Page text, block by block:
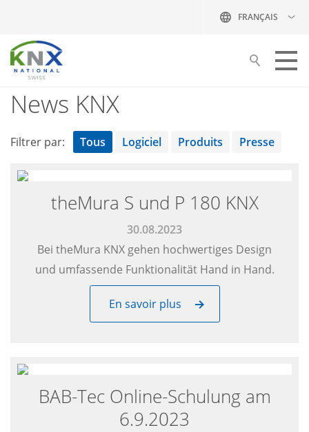
FRANÇAIS
Construire avec KNX
Vos partenaires
Publications
NEWS
Jobs
Assemblée Générale
News KNX
Filtrer par: Tous Logiciel Produits Presse
theMura S und P 180 KNX
30.08.2023
Bei theMura KNX gehen hochwertiges Design
und umfassende Funktionalität Hand in Hand.
En savoir plus
BAB-Tec Online-Schulung am
6.9.2023